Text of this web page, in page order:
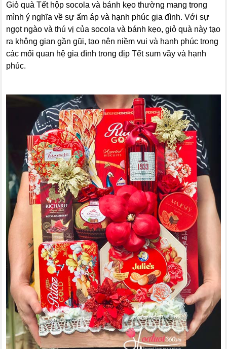
Giỏ quà Tết hộp socola và bánh kẹo thường mang trong
mình ý nghĩa về sự ấm áp và hạnh phúc gia đình. Với sự
ngọt ngào và thú vị của socola và bánh kẹo, giỏ quà này tạo
ra không gian gần gũi, tạo nên niềm vui và hạnh phúc trong
các mối quan hệ gia đình trong dịp Tết sum vầy và hạnh
phúc.